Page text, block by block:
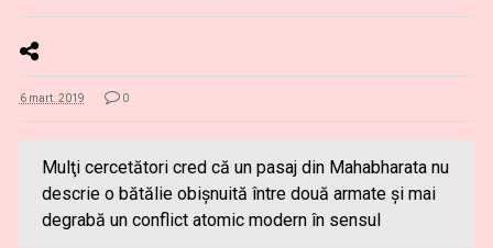
6 mart. 2019 0
Mulţi cercetători cred că un pasaj din Mahabharata nu
descrie o bătălie obişnuită între două armate şi mai
degrabă un conflict atomic modern în sensul